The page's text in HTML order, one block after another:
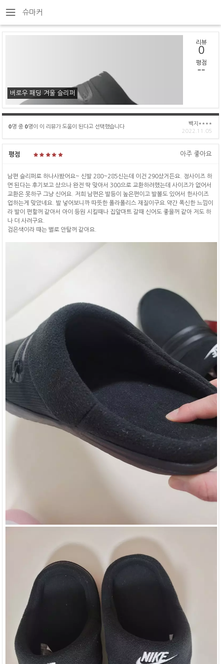
슈마커
버로우 패딩 겨울 슬리퍼
리뷰
0
평점
--
0명 중 0명이 이 리뷰가 도움이 된다고 선택했습니다
백지****
2022.11.05
평점 아주 좋아요
남편 슬리퍼로 하나사봤어요~ 신발 280~285신는데 이건 290샀거든요. 정사이즈 하
면 된다는 후기보고 샀으나 완전 딱 맞아서 300으로 교환하려했는데 사이즈가 없어서
교환은 못하구 그냥 신어요. 저희 남편은 발등이 높은편이고 발볼도 있어서 한사이즈
업하는게 맞았네요. 발 넣어보니까 따뜻한 폴라폴리스 재질이구요.약간 폭신한 느낌이
라 발이 편할꺼 같아서 아이 등원 시킬때나 집앞마트 갈때 신어도 좋을꺼 같아 저도 하
나 더 사려구요.
검은색이라 때는 별로 안탈꺼 같아요.